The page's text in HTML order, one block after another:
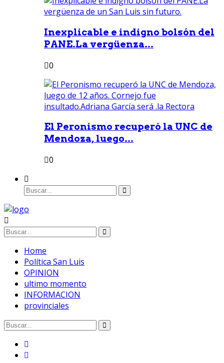
Inexplicable e indigno bolsón del
PANE.La vergüenza...
0
El Peronismo recuperó la UNC de
Mendoza, luego...
0
Home
Política San Luis
OPINION
ultimo momento
INFORMACION
provinciales